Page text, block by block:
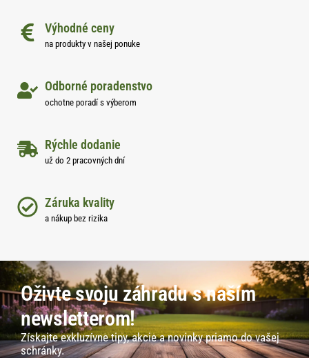
Výhodné ceny
na produkty v našej ponuke
Odborné poradenstvo
ochotne poradí s výberom
Rýchle dodanie
už do 2 pracovných dní
Záruka kvality
a nákup bez rizika
Oživte svoju záhradu s naším
newsletterom!
Získajte exkluzívne tipy, akcie a novinky priamo do vašej
schránky.